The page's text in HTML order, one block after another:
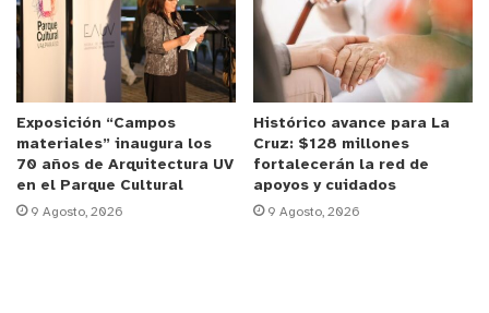
inquietante , yaque el ausentismo reiterado es el
mayor predictor deexclusión escolar.
Marcela Marzolo,directora ejecutiva de Fundación
Educacional Oportunidad, organización que
promueve la importancia de la educación desde la
primera infancia,
destacó el entusiasmo
de mostrado por equipos educativos de jardines
Exposición “Campos
materiales” inaugura los
70 años de Arquitectura UV
en el Parque Cultural
9 Agosto, 2026
Histórico avance para La
Cruz: $128 millones
fortalecerán la red de
apoyos y cuidados
9 Agosto, 2026